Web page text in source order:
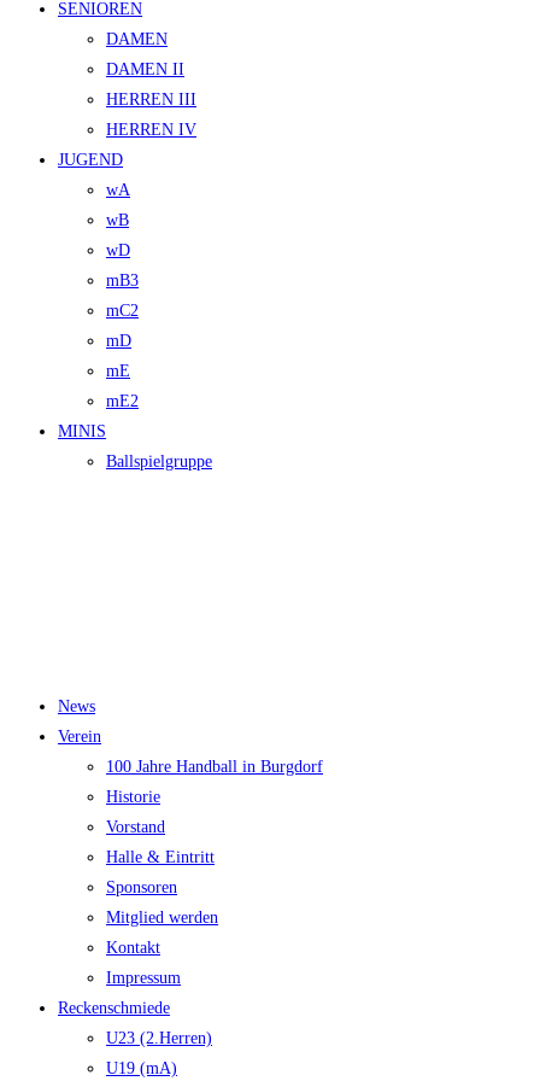
SENIOREN
DAMEN
DAMEN II
HERREN III
HERREN IV
JUGEND
wA
wB
wD
mB3
mC2
mD
mE
mE2
MINIS
Ballspielgruppe
News
Verein
100 Jahre Handball in Burgdorf
Historie
Vorstand
Halle & Eintritt
Sponsoren
Mitglied werden
Kontakt
Impressum
Reckenschmiede
U23 (2.Herren)
U19 (mA)